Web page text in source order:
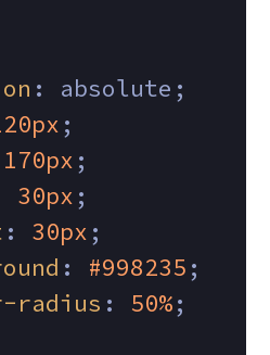
: absolute;
;
170px ;
30px ;
: 30px ;
: #998235 ;
radius : 50%;